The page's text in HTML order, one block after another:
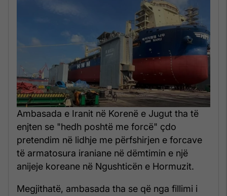
Ambasada e Iranit në Korenë e Jugut tha të
enjten se "hedh poshtë me forcë" çdo
pretendim në lidhje me përfshirjen e forcave
të armatosura iraniane në dëmtimin e një
anijeje koreane në Ngushticën e Hormuzit.
Megjithatë, ambasada tha se që nga fillimi i